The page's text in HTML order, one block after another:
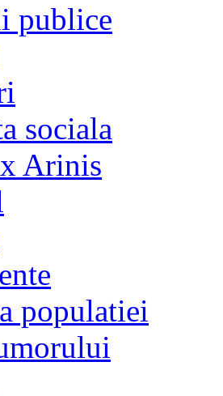
publice
sociala
Arinis
populatiei